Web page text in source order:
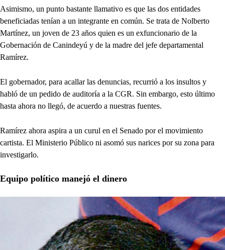
Asimismo, un punto bastante llamativo es que las dos entidades
beneficiadas tenían a un integrante en común. Se trata de Nolberto
Martínez, un joven de 23 años quien es un exfuncionario de la
Gobernación de Canindeyú y de la madre del jefe departamental
Ramírez.
El gobernador, para acallar las denuncias, recurrió a los insultos y
habló de un pedido de auditoría a la CGR. Sin embargo, esto último
hasta ahora no llegó, de acuerdo a nuestras fuentes.
Ramírez ahora aspira a un curul en el Senado por el movimiento
cartista. El Ministerio Público ni asomó sus narices por su zona para
investigarlo.
Equipo político manejó el dinero